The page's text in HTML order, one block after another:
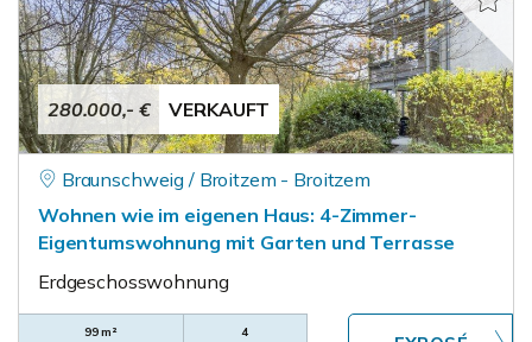
280.000,- € VERKAUFT
Braunschweig / Broitzem - Broitzem
Wohnen wie im eigenen Haus: 4-Zimmer-
Eigentumswohnung mit Garten und Terrasse
Erdgeschosswohnung
99 m²
4